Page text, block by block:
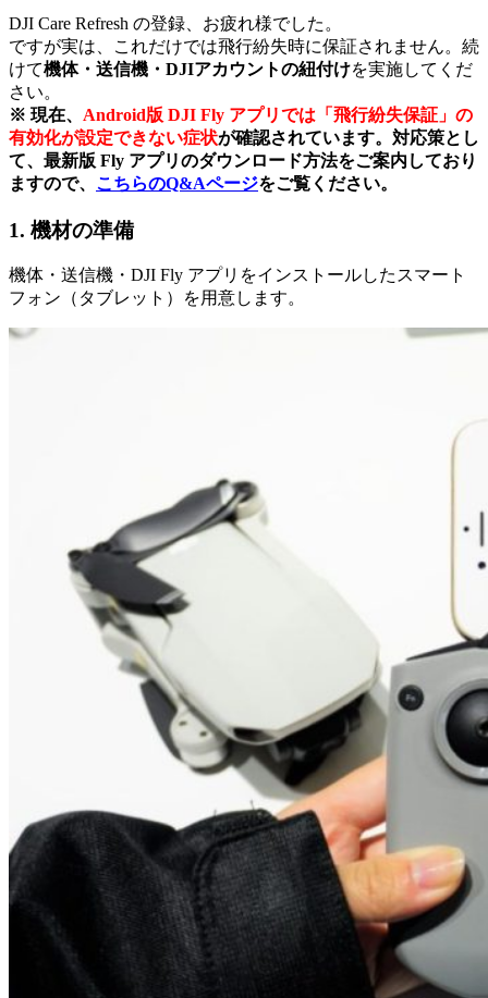
DJI Care Refresh の登録、お疲れ様でした。
ですが実は、これだけでは飛行紛失時に保証されません。続
けて機体・送信機・DJIアカウントの紐付けを実施してくだ
さい。
※ 現在、 Android版 DJI Fly アプリでは「飛行紛失保証」の
有効化が設定できない症状が確認されています。対応策とし
て、最新版 Fly アプリのダウンロード方法をご案内しており
ますので、 こちらのQ&Aページをご覧ください。
1. 機材の準備
機体・送信機・DJI Fly アプリをインストールしたスマート
フォン（タブレット）を用意します。